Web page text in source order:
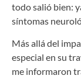
todo salió bien:
síntomas
Más allá del
especial en su
me informaron